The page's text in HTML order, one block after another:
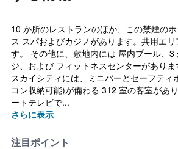
10 か所のレストランのほか、この禁煙の
ス スパおよびカジノがあります。共用エ
す。 その他に、敷地内には 屋内プール、3
ジ、および フィットネスセンターがあり
スカイシティには、ミニバーとセーフティ
コン収納可能)が備わる 312 室の客室があ
ートテレビで...
さらに表示
注目ポイント